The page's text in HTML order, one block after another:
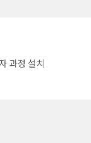
과정 설치